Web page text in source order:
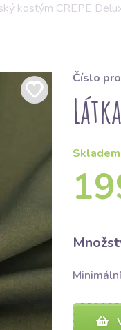
kostým CREPE
Číslo